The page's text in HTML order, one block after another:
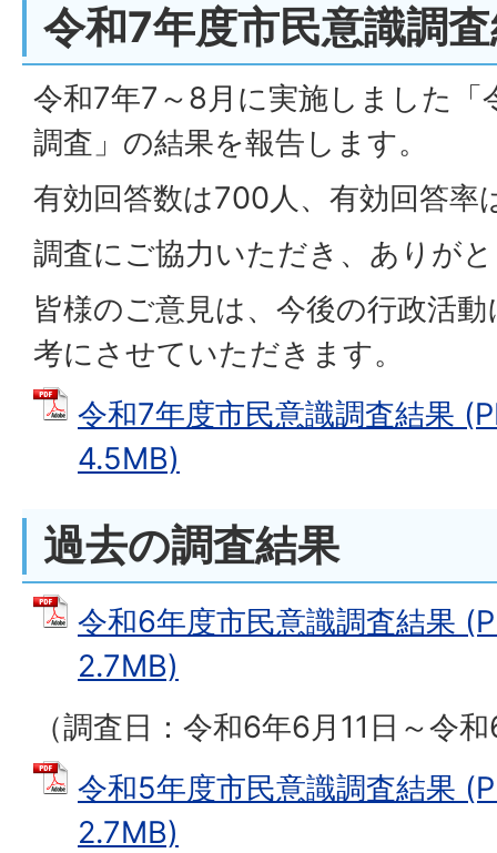
令和7年度市民意識調
令和7年7～8月に実施しました「
調査」の結果を報告します。
有効回答数は700人、有効回答率
調査にご協力いただき、ありが
皆様のご意見は、今後の行政活
考にさせていただきます。
令和7年度市民意識調査結果
4.5MB)
過去の調査結果
令和6年度市民意識調査結果
2.7MB)
（調査日：令和6年6月11日～令
令和5年度市民意識調査結果
2.7MB)